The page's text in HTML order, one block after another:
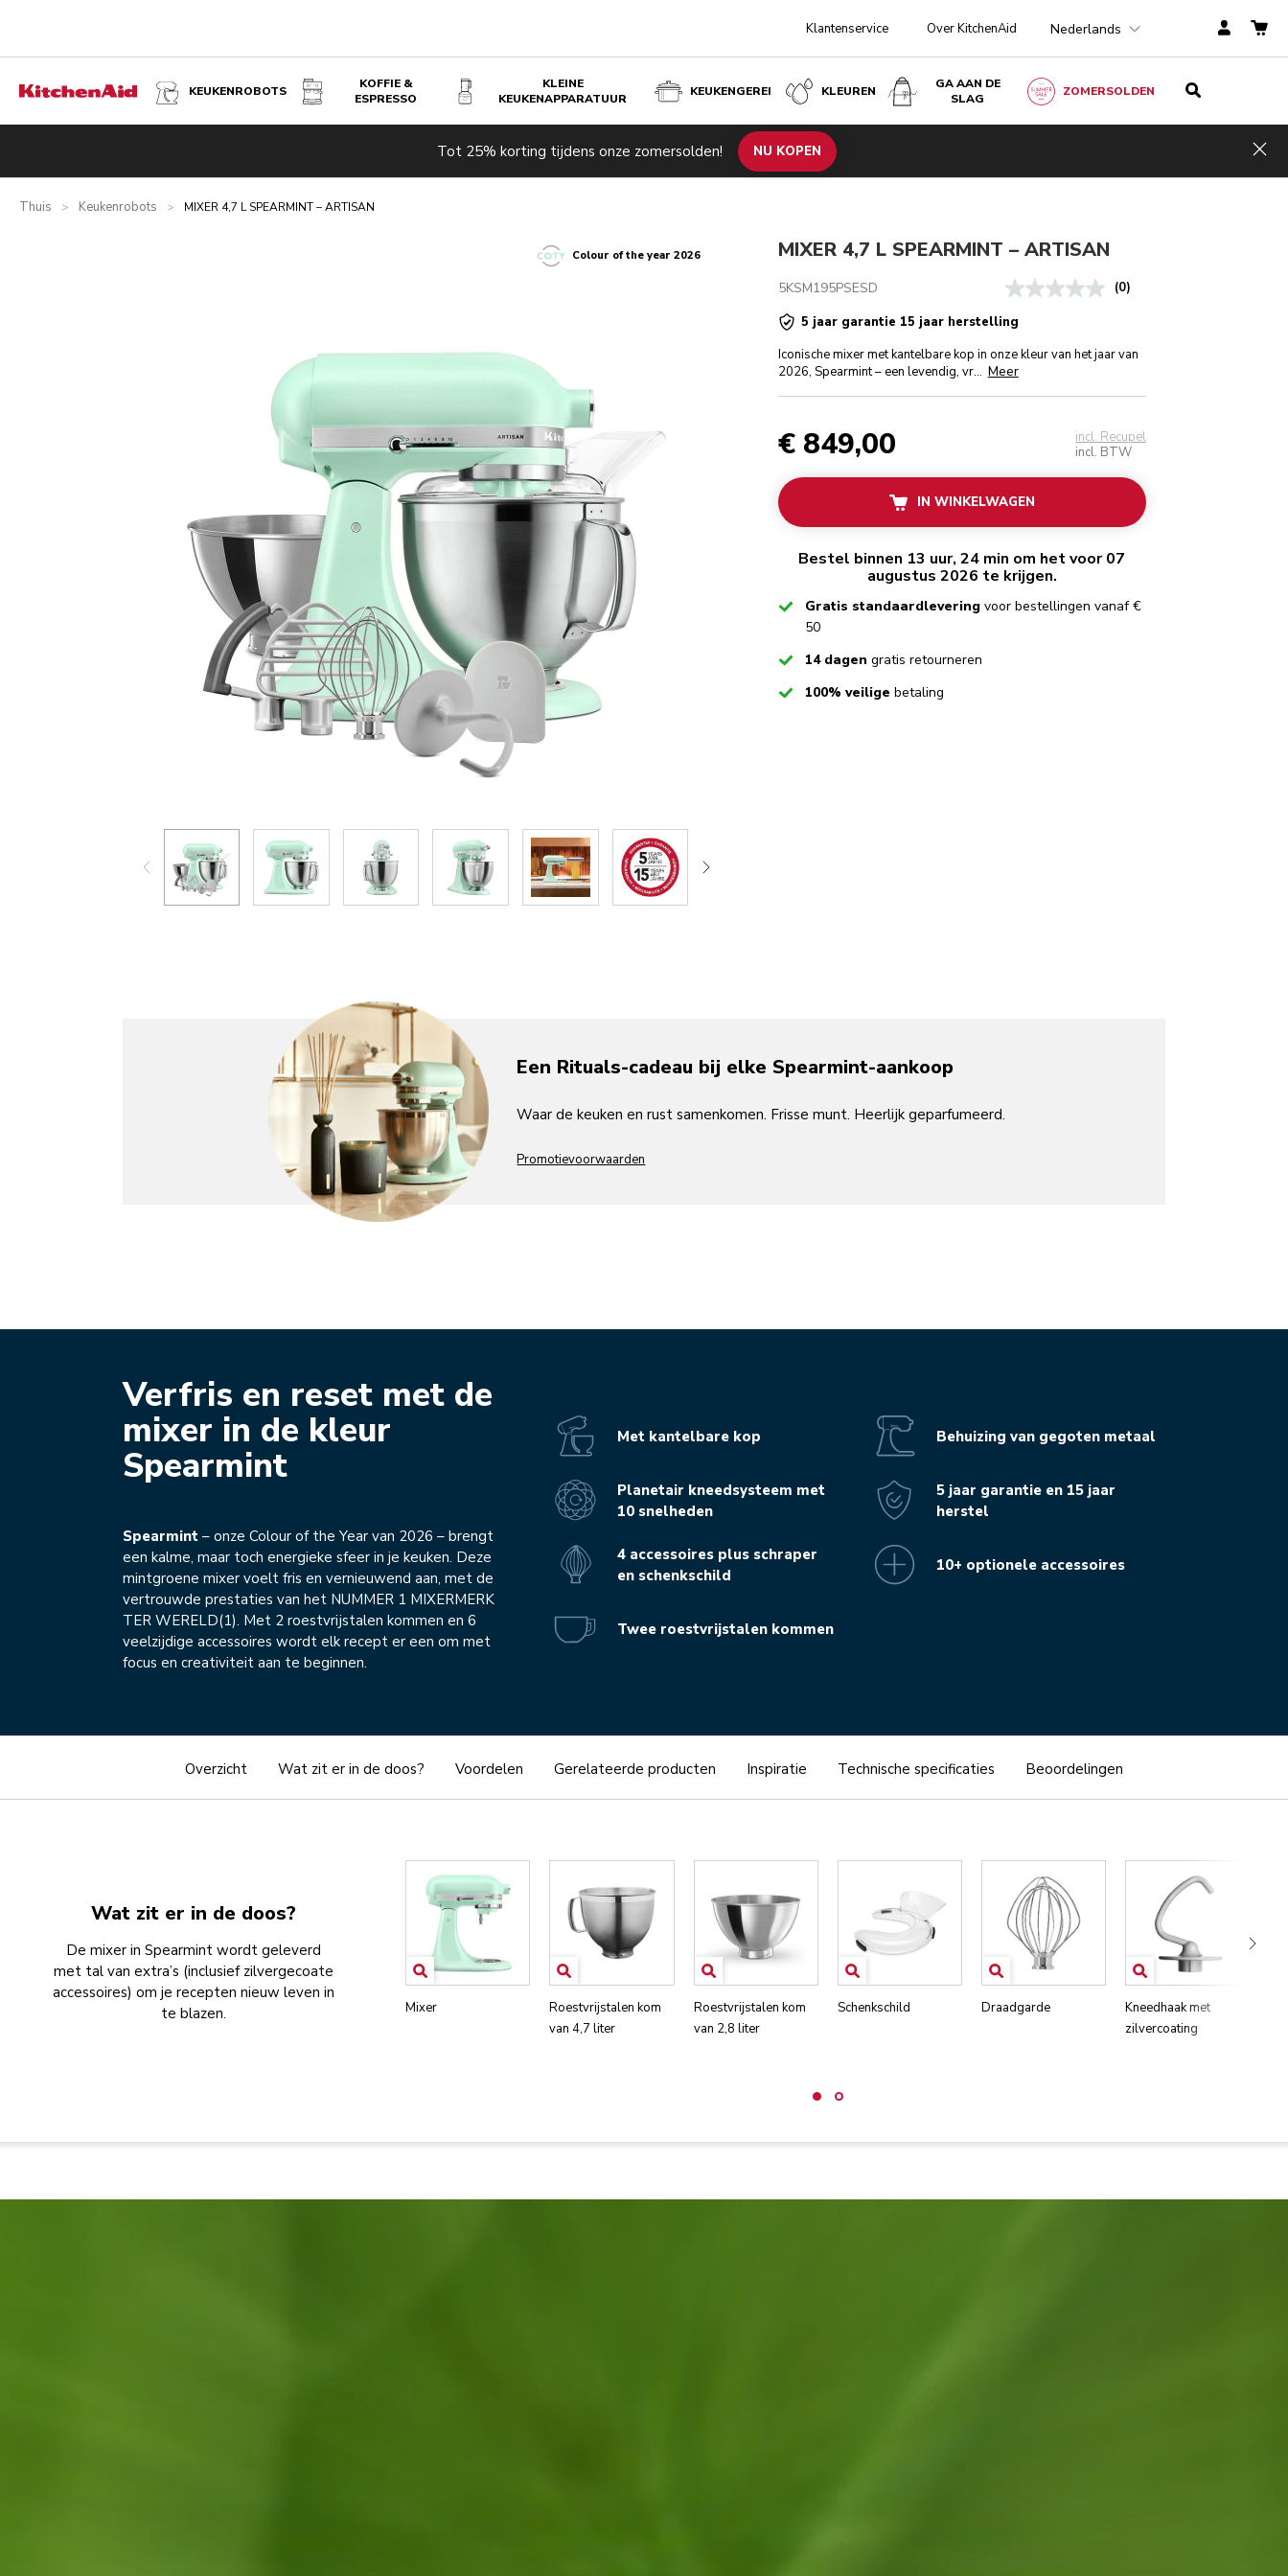
Klantenservice Over KitchenAid Nederlands
KEUKENROBOTS
KOFFIE &
ESPRESSO
KLEINE
KEUKENAPPARATUUR
KEUKENGEREI KLEUREN
GA AAN DE
SLAG
ZOMERSOLDEN
Tot 25% korting tijdens onze zomersolden! NU KOPEN
Thuis > Keukenrobots > MIXER 4,7 L SPEARMINT – ARTISAN
Gerelateerde producten Inspiratie Technische specificaties Beoordelingen
Colour of the year 2026 MIXER 4,7 L SPEARMINT – ARTISAN
5KSM195PSESD
(0)
5 jaar garantie 15 jaar herstelling
Iconische mixer met kantelbare kop in onze kleur van het jaar van
2026, Spearmint – een levendig, vr... Meer
€ 849,00
incl. Recupel
incl. BTW
IN WINKELWAGEN
Bestel binnen 13 uur, 24 min om het voor 07
augustus 2026 te krijgen.
CheckedGratis standaardlevering voor bestellingen vanaf €
50
Checked14 dagen gratis retourneren
Checked100% veilige betaling
Een Rituals-cadeau bij elke Spearmint-aankoop
Waar de keuken en rust samenkomen. Frisse munt. Heerlijk geparfumeerd.
Promotievoorwaarden
Verfris en reset met de
mixer in de kleur
Spearmint
Spearmint – onze Colour of the Year van 2026 – brengt
een kalme, maar toch energieke sfeer in je keuken. Deze
mintgroene mixer voelt fris en vernieuwend aan, met de
vertrouwde prestaties van het NUMMER 1 MIXERMERK
TER WERELD(1). Met 2 roestvrijstalen kommen en 6
veelzijdige accessoires wordt elk recept er een om met
focus en creativiteit aan te beginnen.
Met kantelbare kop
Planetair kneedsysteem met
10 snelheden
4 accessoires plus schraper
en schenkschild
Twee roestvrijstalen kommen
Behuizing van gegoten metaal
5 jaar garantie en 15 jaar
herstel
10+ optionele accessoires
Overzicht Wat zit er in de doos? Voordelen Gerelateerde producten Inspiratie Technische specificaties Beoordelingen
Wat zit er in de doos?
De mixer in Spearmint wordt geleverd
met tal van extra’s (inclusief zilvergecoate
accessoires) om je recepten nieuw leven in
te blazen.
Mixer
Roestvrijstalen kom
van 4,7 liter
Roestvrijstalen kom
van 2,8 liter
Schenkschild Draadgarde
Kneedhaak met
zilvercoating